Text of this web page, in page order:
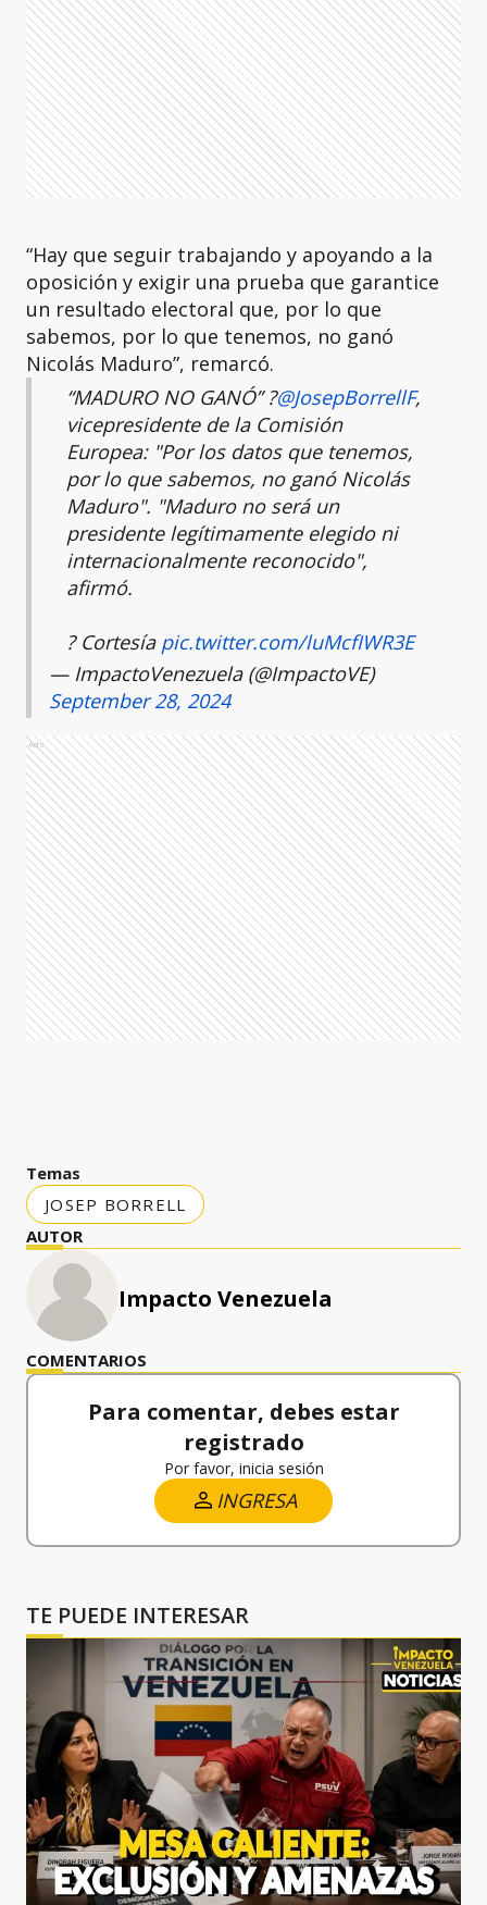
“Hay que seguir trabajando y apoyando a la
oposición y exigir una prueba que garantice
un resultado electoral que, por lo que
sabemos, por lo que tenemos, no ganó
Nicolás Maduro”, remarcó.
“MADURO NO GANÓ” ?️@JosepBorrellF,
vicepresidente de la Comisión
Europea: "Por los datos que tenemos,
por lo que sabemos, no ganó Nicolás
Maduro". "Maduro no será un
presidente legítimamente elegido ni
internacionalmente reconocido",
afirmó.
? Cortesía pic.twitter.com/luMcfIWR3E
— ImpactoVenezuela (@ImpactoVE)
September 28, 2024
Ads
Temas
JOSEP BORRELL
AUTOR
Impacto Venezuela
COMENTARIOS
Para comentar, debes estar
registrado
Por favor, inicia sesión
INGRESA
TE PUEDE INTERESAR